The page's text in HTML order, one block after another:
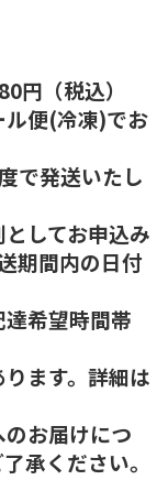
円（税込）
便(冷凍)でお
で発送いたし
してお申込み
期間内の日付
希望時間帯
ます。詳細は
お届けにつ
承ください。